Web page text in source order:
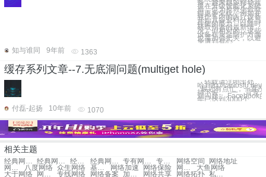
备，越来越多移动救
援在升级智能化系统
后，也为抢救生命取
得更多先机，例如在
救护车内的医疗设备
开始具备资料分析与
搜集的能力，以随时
获取伤者的最新情
况。但相对的，这些
设备在安全防护方面
也需加强把关，以避
免遭到有心
知与谁同
9年前 1363
缓存系列文章--7.无底洞问题(multiget hole)
转载请注明出处
哈:http://
最近有点忙，一直没
持下去。 一、背景
洞问题： Facebook
年已达到3000个
付磊-起扬
10年前 1070
相关主题
经典网络专用网络 经典网络访问专有网络 经典网络vpc网络 经典网络切换专有网络 专有网络经典网络访问 专有网络换经典网络 网络空间 网络地址
网络主机 八度网络 众生网络 基础网络 网络加速 网络保险 网络金融 大鱼网络
大于网络 网络设计 专线网络 网络备案 加强网络 网络共享 网络拓扑 私有网络